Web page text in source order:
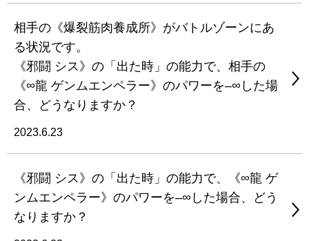
相手の《爆裂筋肉養成所》がバトルゾーンにあ
る状況です。
《邪闘 シス》の「出た時」の能力で、相手の
《∞龍 ゲンムエンペラー》のパワーを–∞した場
合、どうなりますか？
2023.6.23
《邪闘 シス》の「出た時」の能力で、《∞龍 ゲ
ンムエンペラー》のパワーを–∞した場合、どう
なりますか？